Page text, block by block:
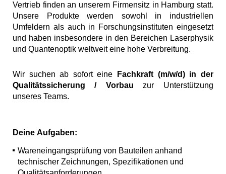
Vertrieb finden an unserem Firmensitz in Hamburg statt.
Unsere Produkte werden sowohl in industriellen
Umfeldern als auch in Forschungsinstituten eingesetzt
und haben insbesondere in den Bereichen Laserphysik
und Quantenoptik weltweit eine hohe Verbreitung.
Wir suchen ab sofort eine
Fachkraft (m/w/d) in der
Qualitätssicherung / Vorbau zur Unterstützung
unseres Teams.
Deine Aufgaben:
Wareneingangsprüfung von Bauteilen anhand
technischer Zeichnungen, Spezifikationen und